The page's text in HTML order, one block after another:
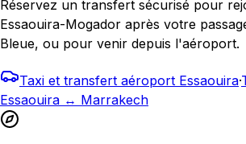
Réservez un transfert sécurisé pour
Essaouira-Mogador après votre
Bleue, ou pour venir depuis l'aéroport.
Taxi et transfert aéroport Essaouira·
Essaouira ↔ Marrakech